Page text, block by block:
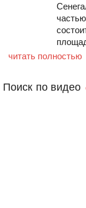
читать полностью
Поиск по видео